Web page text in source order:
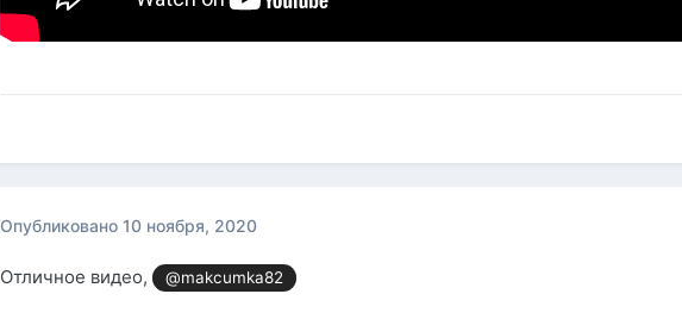
Опубликовано10 ноября, 2020
Отличное видео, @makcumka82